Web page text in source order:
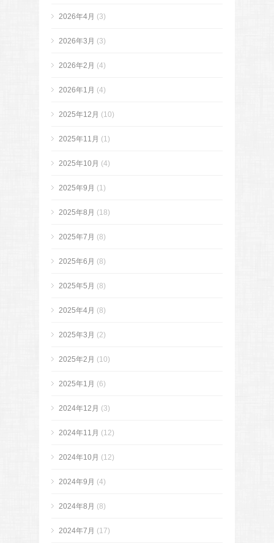
2026年4月 (3)
2026年3月 (3)
2026年2月 (4)
2026年1月 (4)
2025年12月 (10)
2025年11月 (1)
2025年10月 (4)
2025年9月 (1)
2025年8月 (18)
2025年7月 (8)
2025年6月 (8)
2025年5月 (8)
2025年4月 (8)
2025年3月 (2)
2025年2月 (10)
2025年1月 (6)
2024年12月 (3)
2024年11月 (12)
2024年10月 (12)
2024年9月 (4)
2024年8月 (8)
2024年7月 (17)